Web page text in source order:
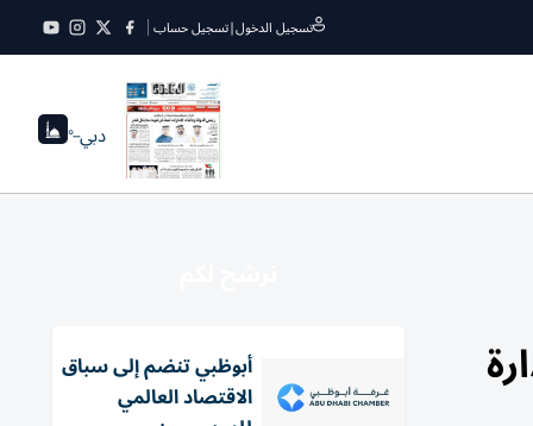
تسجيل الدخول|تسجيل حساب
دبي--°
أبوظبي تنضم إلى سباق
الاقتصاد العالمي